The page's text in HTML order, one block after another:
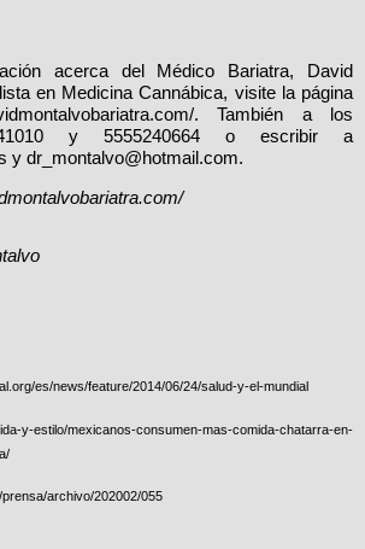
acerca del Médico Bariatra, David
en Medicina Cannábica, visite la página
. También a los
y 5555240664 o escribir a
ydr_montalvo@hotmail.com.
es/news/feature/2014/06/24/salud-y-el-mundial
y-estilo/mexicanos-consumen-mas-comida-chatarra-en-
archivo/202002/055